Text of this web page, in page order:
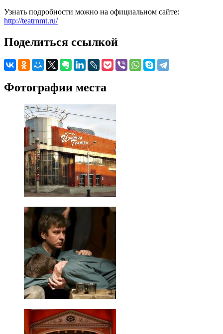
Узнать подробности можно на официальном сайте:
http://teatrnmt.ru/
Поделиться ссылкой
Фотографии места